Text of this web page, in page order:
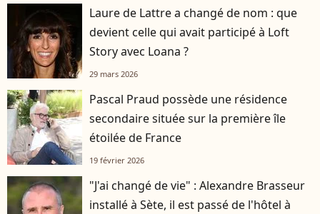
Laure de Lattre a changé de nom : que
devient celle qui avait participé à Loft
Story avec Loana ?
29 mars 2026
Pascal Praud possède une résidence
secondaire située sur la première île
étoilée de France
19 février 2026
"J'ai changé de vie" : Alexandre Brasseur
installé à Sète, il est passé de l'hôtel à